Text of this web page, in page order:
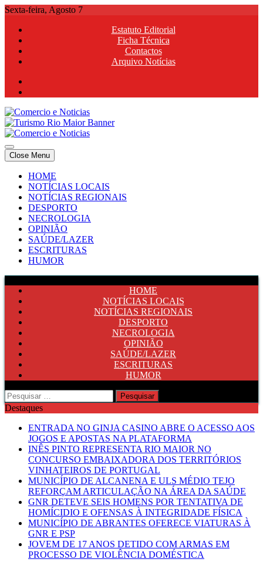
Skip
content
Sexta-feira, Agosto 7
Estatuto Editorial
Ficha Técnica
Contactos
Arquivo Notícias
Comercio e Noticias
Notícias e Publicidade Online
Comercio e Noticias
Notícias e Publicidade Online
Close Menu
HOME
NOTÍCIAS LOCAIS
NOTÍCIAS REGIONAIS
DESPORTO
NECROLOGIA
OPINIÃO
SAÚDE/LAZER
ESCRITURAS
HUMOR
HOME
NOTÍCIAS LOCAIS
NOTÍCIAS REGIONAIS
DESPORTO
NECROLOGIA
OPINIÃO
SAÚDE/LAZER
ESCRITURAS
HUMOR
Pesquisar
por:
Destaques
ENTRADA NO GINJA CASINO ABRE O ACESSO AOS
JOGOS E APOSTAS NA PLATAFORMA
INÊS PINTO REPRESENTA RIO MAIOR NO
CONCURSO EMBAIXADORA DOS TERRITÓRIOS
VINHATEIROS DE PORTUGAL
MUNICÍPIO DE ALCANENA E ULS MÉDIO TEJO
REFORÇAM ARTICULAÇÃO NA ÁREA DA SAÚDE
GNR DETEVE SEIS HOMENS POR TENTATIVA DE
HOMÍCIDIO E OFENSAS À INTEGRIDADE FÍSICA
MUNICÍPIO DE ABRANTES OFERECE VIATURAS À
GNR E PSP
JOVEM DE 17 ANOS DETIDO COM ARMAS EM
PROCESSO DE VIOLÊNCIA DOMÉSTICA